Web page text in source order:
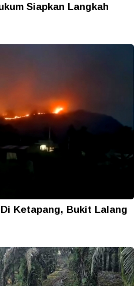
Siapkan Langkah
Ketapang, Bukit Lalang